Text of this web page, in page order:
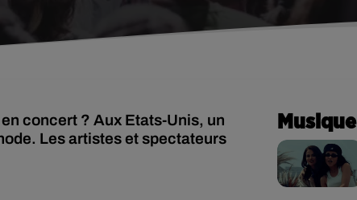
concert ? Aux Etats-Unis, un
Les artistes et spectateurs
Musique